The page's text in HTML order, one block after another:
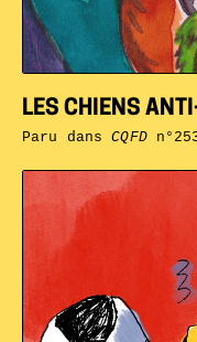
LES CHIENS
Paru dansCQFD